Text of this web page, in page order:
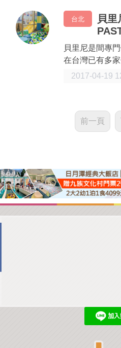
台北
貝
貝里尼是間專
在台灣已有多
2017-04-19
前一頁